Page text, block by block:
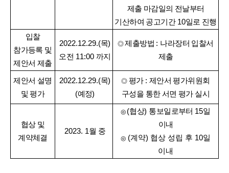
제출 마감일의 전날부터
기산하여 공고기간 10일로 진행
입찰
참가등록 및
제안서 제출
2022.12.29.(목)
오전 11:00 까지
◎제출방법 : 나라장터 입찰서
제출
제안서 설명
및 평가
2022.12.29.(목)
(예정)
◎ 평가 : 제안서 평가위원회
구성을 통한 서면 평가 실시
협상 및
계약체결
2023. 1월 중
◎ (협상) 통보일로부터 15일
이내
◎(계약) 협상 성립 후 10일
이내